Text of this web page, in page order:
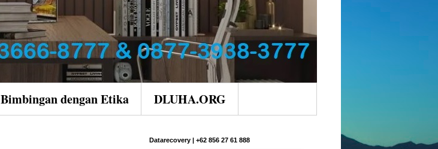
Bimbingan dengan Etika DLUHA.ORG
Datarecovery | +62 856 27 61 888